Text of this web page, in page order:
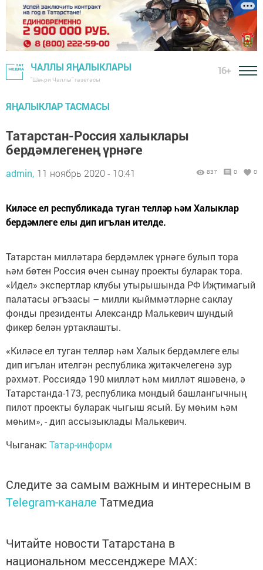
ЧАЛЛЫ ЯҢАЛЫКЛАРЫ
"Шәһри Чаллы" газетасы
16+
ЯҢАЛЫКЛАР ТАСМАСЫ
Татарстан-Россия халыклары
бердәмлегенең үрнәге
admin, 11 ноябрь 2020 - 10:41 837 0 0
Киләсе ел республикада туган телләр һәм Халыклар
бердәмлеге елы дип игълан ителде.
Татарстан милләтара бердәмлек үрнәге булып тора
һәм бөтен Россия өчен сынау проекты буларак тора.
«Идел» экспертлар клубы утырышында РФ Иҗтимагый
палатасы әгъзасы – милли кыйммәтләрне саклау
фонды президенты Александр Малькевич шундый
фикер белән уртаклашты.
«Киләсе ел туган телләр һәм Халык бердәмлеге елы
дип игълан ителгән республика җитәкчелегенә зур
рәхмәт. Россиядә 190 милләт һәм милләт яшәвенә, ә
Татарстанда-173, республика мондый башлангычның
пилот проекты буларак чыгыш ясый. Бу мөһим һәм
мөһим», - дип ассызыклады Малькевич.
Чыганак: Татар-информ
Следите за самым важным и интересным в
Telegram-канале Татмедиа
Читайте новости Татарстана в
национальном мессенджере MАХ: